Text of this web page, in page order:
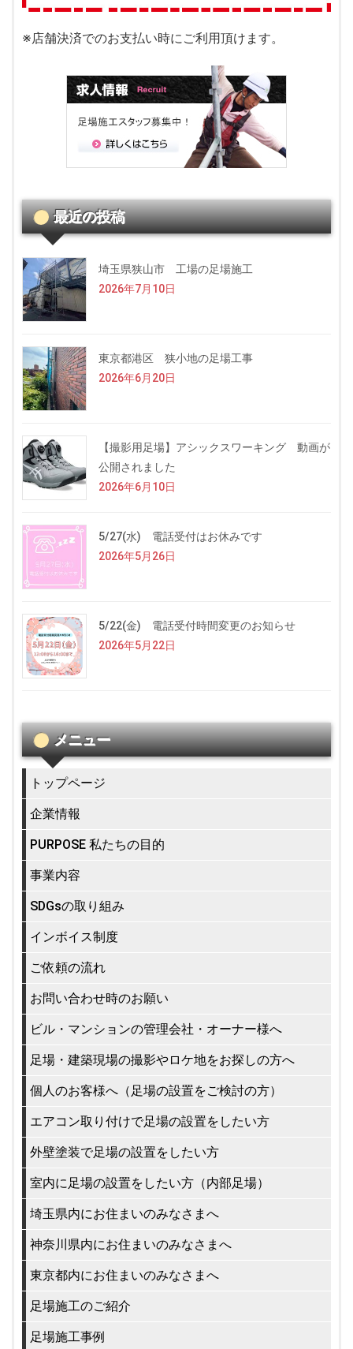
※店舗決済でのお支払い時にご利用頂けます。
最近の投稿
埼玉県狭山市 工場の足場施工
2026年7月10日
東京都港区 狭小地の足場工事
2026年6月20日
【撮影用足場】アシックスワーキング 動画が
公開されました
2026年6月10日
5/27(水) 電話受付はお休みです
2026年5月26日
5/22(金) 電話受付時間変更のお知らせ
2026年5月22日
メニュー
トップページ
企業情報
PURPOSE 私たちの目的
事業内容
SDGsの取り組み
インボイス制度
ご依頼の流れ
お問い合わせ時のお願い
ビル・マンションの管理会社・オーナー様へ
足場・建築現場の撮影やロケ地をお探しの方へ
個人のお客様へ（足場の設置をご検討の方）
エアコン取り付けで足場の設置をしたい方
外壁塗装で足場の設置をしたい方
室内に足場の設置をしたい方（内部足場）
埼玉県内にお住まいのみなさまへ
神奈川県内にお住まいのみなさまへ
東京都内にお住まいのみなさまへ
足場施工のご紹介
足場施工事例